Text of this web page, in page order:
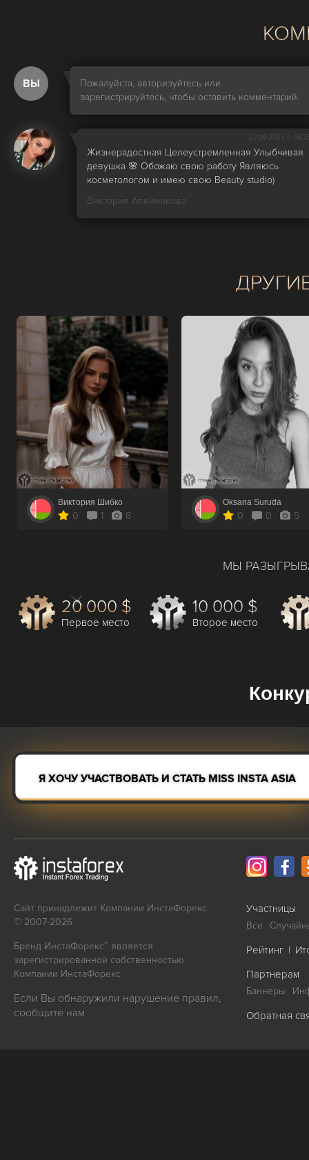
ВЫ
Пожалуйста, авторизуйтесь или
зарегистрируйтесь, чтобы оставить комментарий.
22.09.2023 в
Жизнерадостная Целеустремленная Улыбчивая
девушка 🌸 Обожаю свою работу Являюсь
косметологом и имею свою Beauty studio)
Виктория Алейникова
Виктория Шибко
0 1 8
Oksana Suruda
0 0 5
МЫ
20 000 $
Первое место
10 000 $
Второе место
Я ХОЧУ УЧАСТВОВАТЬ И СТАТЬ MISS INSTA ASIA
Сайт принадлежит Компании ИнстаФорекс
© 2007-2026
Бренд ИнстаФорекс™ является
зарегистрированной собственностью
Компании ИнстаФорекс
Если Вы обнаружили нарушение правил,
сообщите нам
Участницы
Все
Рейтинг |
Партнерам
Баннеры
Обратная